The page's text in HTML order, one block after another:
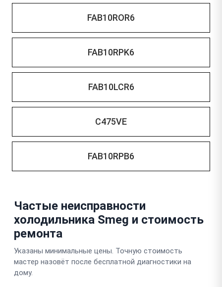
FAB10ROR6
FAB10RPK6
FAB10LCR6
C475VE
FAB10RPB6
Частые неисправности
холодильника Smeg и стоимость
ремонта
Указаны минимальные цены. Точную стоимость
мастер назовёт после бесплатной диагностики на
дому.